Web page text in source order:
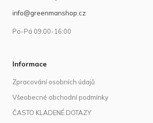
info@greenmanshop.cz
Po-Pá 09:00-16:00
Informace
Zpracování osobních údajů
Všeobecné obchodní podmínky
ČASTO KLADENÉ DOTAZY